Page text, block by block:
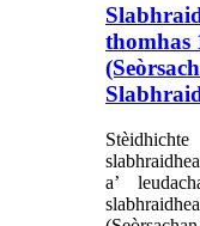
thomhas
a’